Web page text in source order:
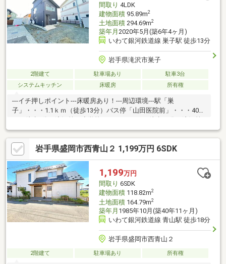
間取り 4LDK
建物面積95.89m2
土地面積294.69m2
築年月 2020年5月(築6年4ヶ月)
いわて銀河鉄道線 巣子駅 徒歩13分
岩手県滝沢市巣子
2階建て 駐車場あり
駐車3台
システムキッチン
床暖房 所有権
---イチ押しポイント---床暖房あり！---周辺環境---駅「巣
子」・・・1.1ｋｍ（徒歩13分）バス停「山田医院前」・・・400
二中学校・・・2.1ｋｍ（徒歩27分）
岩手県盛岡市西青山２ 1,199万円 6SDK
1,199万円
間取り 6SDK
建物面積118.82m2
土地面積164.79m2
築年月 1985年10月(築40年11ヶ月)
いわて銀河鉄道線 青山駅 徒歩18分
岩手県盛岡市西青山２
2階建て 駐車場あり 所有権